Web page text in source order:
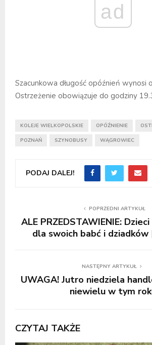
ad
Szacunkowa długość opóźnień wynosi
Ostrzeżenie obowiązuje do godziny
KOLEJE WIELKOPOLSKIE OPÓŹNIENIE
POZNAŃ SZYNOBUSY WĄGROWIEC
PODAJ DALEJ!
POPRZEDNI ARTYKUŁ
ALE PRZEDSTAWIENIE:
dla swoich babć i dziadków
NASTĘPNY ARTYKUŁ
UWAGA! Jutro niedziela
niewielu w tym
CZYTAJ TAKŻE